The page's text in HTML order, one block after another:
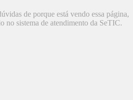
de porque está vendo essa página,
no sistema de atendimento da SeTIC.